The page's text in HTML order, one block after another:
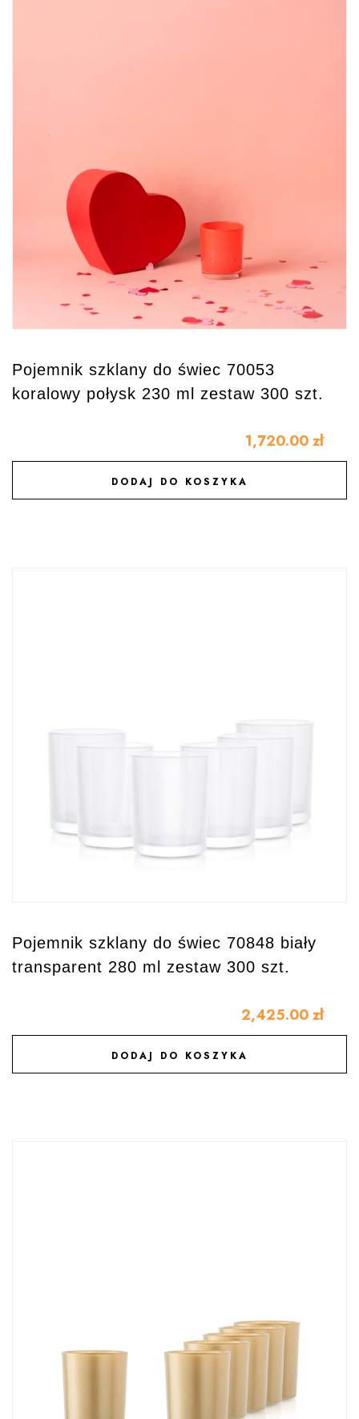
Pojemnik szklany do świec 70053
koralowy połysk 230 ml zestaw 300 szt.
1,720.00 zł
DODAJ DO KOSZYKA
DODAJ DO ULUBIONYCH
Pojemnik szklany do świec 70848 biały
transparent 280 ml zestaw 300 szt.
2,425.00 zł
DODAJ DO KOSZYKA
DODAJ DO ULUBIONYCH